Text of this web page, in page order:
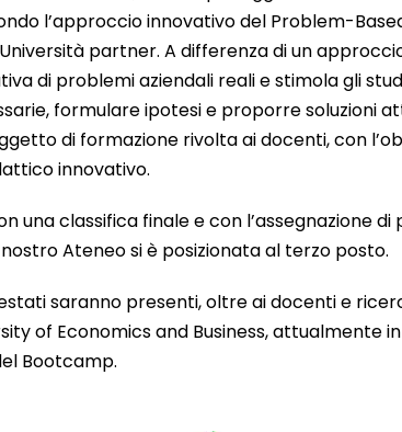
l’approccio innovativo del Problem-
partner. A differenza di un
di problemi aziendali reali e stimola gli
formulare ipotesi e proporre soluzioni
di formazione rivolta ai docenti, con
innovativo.
una classifica finale e con l’assegnazione
Ateneo si è posizionata al terzo posto.
saranno presenti, oltre ai docenti e
of Economics and Business, attualmente
Bootcamp.